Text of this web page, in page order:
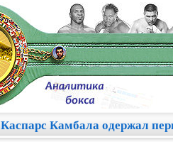
Каспарс Камбала одержал